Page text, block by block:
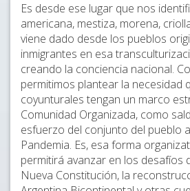
Es desde ese lugar que nos
americana, mestiza, morena,
viene dado desde los pueblos
inmigrantes en esa
creando la conciencia nacional.
permitimos plantear la necesidad
coyunturales tengan un marco
Comunidad Organizada, como
esfuerzo del conjunto del pueblo
Pandemia. Es, esa forma
permitirá avanzar en los desafíos
Nueva Constitución, la